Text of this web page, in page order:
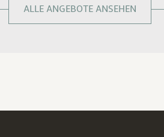
ALLE ANGEBOTE ANSEHEN